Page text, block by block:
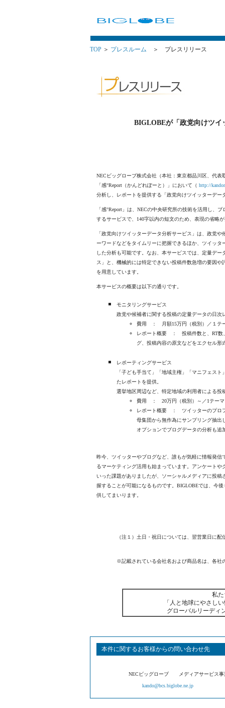
TOP ＞ プレスルーム ＞ プレスリリース
BIGLOBEが「政党向けツイ
NECビッグローブ株式会社（本社：東京都品川区、代
「感°Report（かんどれぽーと）」において（ http://
分析し、レポートを提供する「政党向けツイッターデ
「感°Report」は、NECの中央研究所の技術を活用し、
するサービスで、140字以内の短文のため、表現の省略
「政党向けツイッターデータ分析サービス」は、政党
ーワードなどをタイムリーに把握できるほか、ツイッ
した分析も可能です。なお、本サービスでは、定量デ
ス」と、機械的には特定できない投稿件数急増の要因
を用意しています。
本サービスの概要は以下の通りです。
モニタリングサービス
政党や候補者に関する投稿の定量データの日次
費用 ： 月額15万円（税別）／１テ
レポート概要 ： 投稿件数と、RT数
グ、投稿内容の原文などをエクセル形
レポーティングサービス
「子ども手当て」「地域主権」「マニフェス
たレポートを提供。
選挙地区周辺など、特定地域の利用者による投
費用 ： 20万円（税別）～／1テーマ
レポート概要 ： ツイッターのプロ
母集団から無作為にサンプリング抽出
オプションでブログデータの分析も追
昨今、ツイッターやブログなど、誰もが気軽に情報発
るマーケティング活用も始まっています。アンケート
いった課題がありましたが、ソーシャルメディアに投
握することが可能になるものです。BIGLOBEでは、今
供してまいります。
（注１）土日・祝日については、翌営業日に配
※記載されている会社名および商品名は、各社
私
「人と地球にやさし
グローバルリーディ
本件に関するお客様からの問い合わせ先
NECビッグローブ メディアサービス
kando@bcs.biglobe.ne.jp